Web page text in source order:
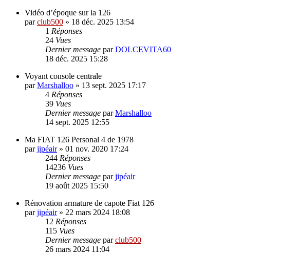
Vidéo d’époque sur la 126
parclub500 » 18 déc. 2025 13:54
1 Réponses
24 Vues
Dernier message parDOLCEVITA60
18 déc. 2025 15:28
Voyant console centrale
parMarshalloo » 13 sept. 2025 17:17
4 Réponses
39 Vues
Dernier message parMarshalloo
14 sept. 2025 12:55
Ma FIAT 126 Personal 4 de 1978
parjipéair» 01 nov. 2020 17:24
244 Réponses
14236 Vues
Dernier message parjipéair
19 août 2025 15:50
Rénovation armature de capote Fiat 126
parjipéair» 22 mars 2024 18:08
12 Réponses
115 Vues
Dernier message parclub500
26 mars 2024 11:04